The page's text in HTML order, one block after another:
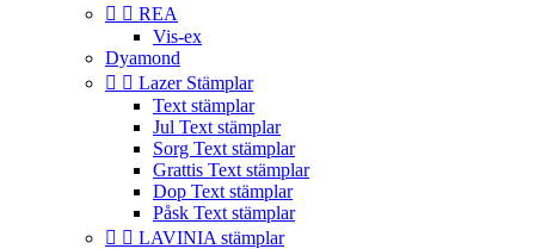
  REA
Vis-ex
Dyamond
  Lazer Stämplar
Text stämplar
Jul Text stämplar
Sorg Text stämplar
Grattis Text stämplar
Dop Text stämplar
Påsk Text stämplar
  LAVINIA stämplar